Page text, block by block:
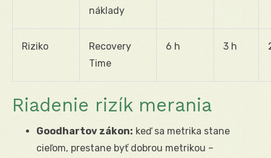
náklady
Riziko
Recovery
Time
6 h 3 h
Riadenie rizík merania
Goodhartov zákon: keď sa metrika stane
cieľom, prestane byť dobrou metrikou –